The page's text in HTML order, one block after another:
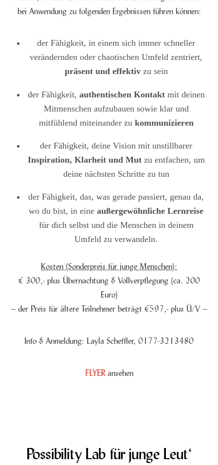
bei Anwendung zu folgenden Ergebnissen führen können:
der Fähigkeit, in einem sich immer schneller
verändernden oder chaotischen Umfeld zentriert,
präsent und effektivzu sein
der Fähigkeit, authentischen Kontaktmit deinen
Mitmenschen aufzubauen sowie klar und
mitfühlend miteinander zu kommunizieren
der Fähigkeit, deine Vision mit unstillbarer
Inspiration, Klarheit und Mutzu entfachen, um
deine nächsten Schritte zu tun
der Fähigkeit, das, was gerade passiert, genau da,
wo du bist, in eineaußergewöhnliche Lernreise
für dich selbst und die Menschen in deinem
Umfeld zu verwandeln.
Kosten (Sonderpreis für junge Menschen):
€ 300,- plus Übernachtung & Vollverpflegung (ca. 200
Euro)
– der Preis für ältere Teilnehmer beträgt €597,- plus Ü/V –
Info & Anmeldung: Layla Scheffler, 0177-3213480
FLYER ansehen
Possibility Lab für junge Leut‘